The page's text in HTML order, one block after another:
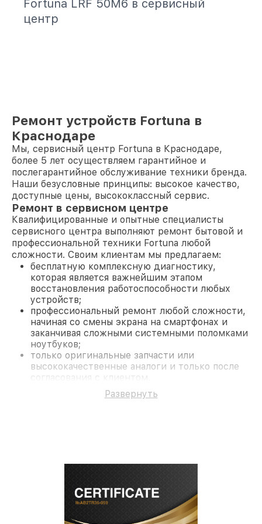
Fortuna LRF 50M6 в сервисный
центр
Ремонт устройств Fortuna в
Краснодаре
Мы, сервисный центр Fortuna в Краснодаре,
более 5 лет осуществляем гарантийное и
послегарантийное обслуживание техники бренда.
Наши безусловные принципы: высокое качество,
доступные цены, высококлассный сервис.
Ремонт в сервисном центре
Квалифицированные и опытные специалисты
сервисного центра выполняют ремонт бытовой и
профессиональной техники Fortuna любой
сложности. Своим клиентам мы предлагаем:
бесплатную комплексную диагностику,
которая является важнейшим этапом
восстановления работоспособности любых
устройств;
профессиональный ремонт любой сложности,
начиная со смены экрана на смартфонах и
заканчивая сложными системными поломками
ноутбуков;
только оригинальные запчасти или
высококачественные аналоги и только после
согласования с клиентом.
На все работы и замененные комплектующие
предоставляется длительная гарантия. В случае
современное оборудование и
лицензированное ПО в ремонтно-
диагностических мастерских;
Развернуть